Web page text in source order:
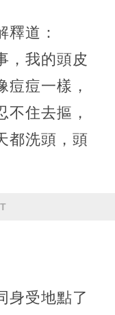
釋道：
，我的頭皮
痘痘一樣，
不住去摳，
都洗頭，頭
身受地點了